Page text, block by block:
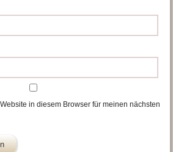
in diesem Browser für meinen nächsten